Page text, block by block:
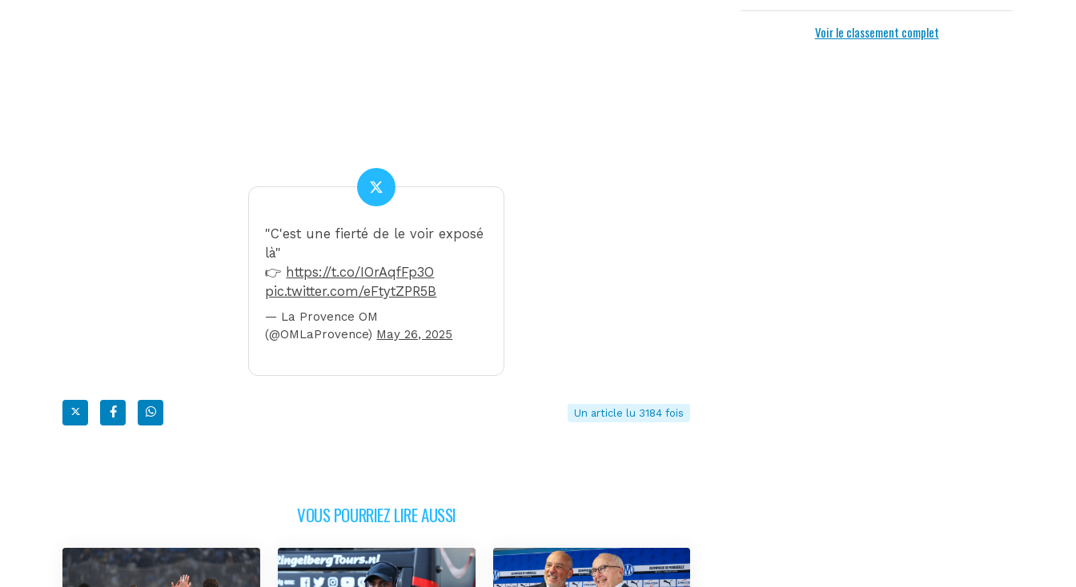
"C'est une fierté de le voir exposé
là"
👉 https://t.co/IOrAqfFp3O
pic.twitter.com/eFtytZPR5B
— La Provence OM
(@OMLaProvence) May 26, 2025
Un article lu 3184 fois
VOUS POURRIEZ LIRE AUSSI
Voir le classement complet